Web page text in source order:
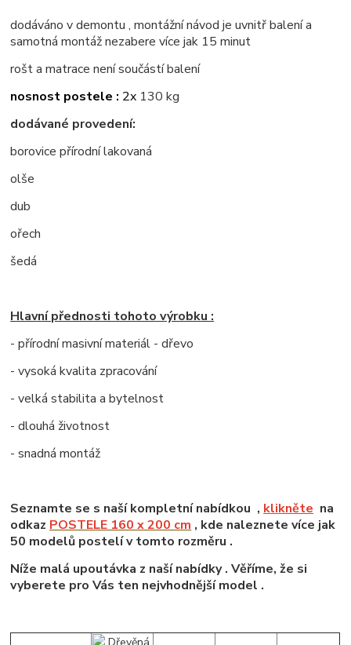
dodáváno v demontu , montážní návod je uvnitř balení a
samotná montáž nezabere více jak 15 minut
rošt a matrace není součástí balení
nosnost postele : 2x 130 kg
dodávané provedení:
borovice přírodní lakovaná
olše
dub
ořech
šedá
Hlavní přednosti tohoto výrobku :
- přírodní masivní materiál - dřevo
- vysoká kvalita zpracování
- velká stabilita a bytelnost
- dlouhá životnost
- snadná montáž
Seznamte se s naší kompletní nabídkou , klikněte na
odkaz POSTELE 160 x 200 cm , kde naleznete více jak
50 modelů postelí v tomto rozměru .
Níže malá upoutávka z naší nabídky . Věříme, že si
vyberete pro Vás ten nejvhodnější model .